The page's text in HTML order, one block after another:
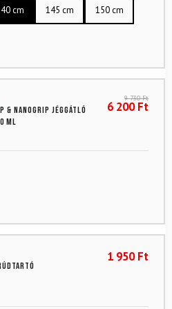
cm 145 cm 150 cm
& Nanogrip jéggátló
ml
9 730Ft
6 200Ft
1 950Ft